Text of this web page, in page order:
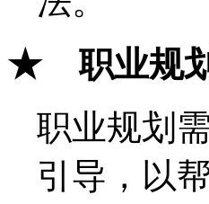
★ 职业规划
职业规划
引导，以